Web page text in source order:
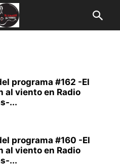
programa #162 -El
al viento en Radio
...
programa #160 -El
al viento en Radio
...